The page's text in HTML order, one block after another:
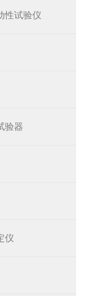
性试验仪
验器
仪